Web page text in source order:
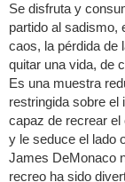
Se disfruta y
partido al sadismo,
caos, la pérdida de
quitar una vida, de
Es una muestra
restringida sobre el
capaz de recrear
y le seduce el lado
James DeMonaco
recreo ha sido